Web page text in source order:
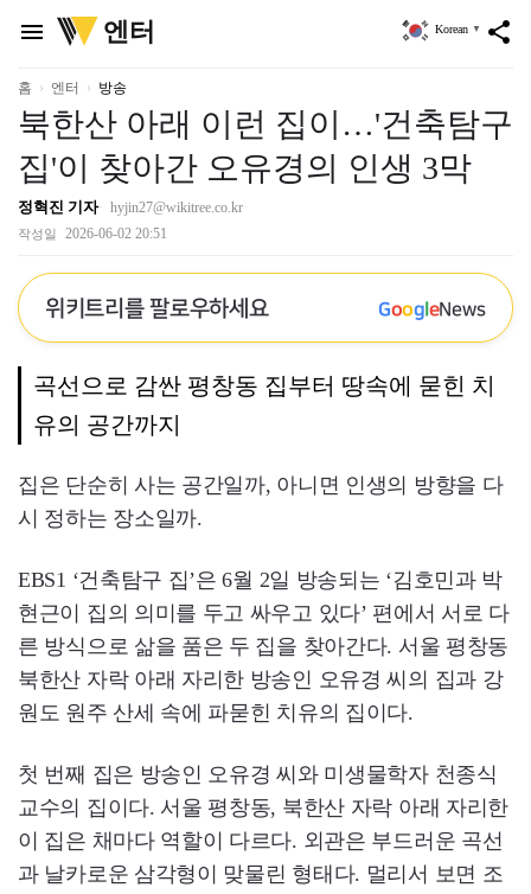
menu
위
키
리
엔터 share
Korean ▼
홈 엔터 방송
북한산 아래 이런 집이…'건축탐구
집'이 찾아간 오유경의 인생 3막
정혁진 기자 hyjin27@wikitree.co.kr
작성일 2026-06-02 20:51
위키트리를 팔로우하세요 GoogleNews
곡선으로 감싼 평창동 집부터 땅속에 묻힌 치
유의 공간까지
집은 단순히 사는 공간일까, 아니면 인생의 방향을 다
시 정하는 장소일까.
EBS1 ‘건축탐구 집’은 6월 2일 방송되는 ‘김호민과 박
현근이 집의 의미를 두고 싸우고 있다’ 편에서 서로 다
른 방식으로 삶을 품은 두 집을 찾아간다. 서울 평창동
북한산 자락 아래 자리한 방송인 오유경 씨의 집과 강
원도 원주 산세 속에 파묻힌 치유의 집이다.
첫 번째 집은 방송인 오유경 씨와 미생물학자 천종식
교수의 집이다. 서울 평창동, 북한산 자락 아래 자리한
이 집은 채마다 역할이 다르다. 외관은 부드러운 곡선
과 날카로운 삼각형이 맞물린 형태다. 멀리서 보면 조